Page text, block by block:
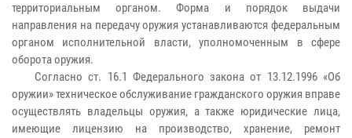
территориальным органом. Форма и порядок выдачи
направления на передачу оружия устанавливаются федеральным
органом исполнительной власти, уполномоченным в сфере
оборота оружия.
Согласно ст. 16.1 Федерального закона от 13.12.1996 «Об
оружии» техническое обслуживание гражданского оружия вправе
осуществлять владельцы оружия, а также юридические лица,
имеющие лицензию на производство, хранение, ремонт